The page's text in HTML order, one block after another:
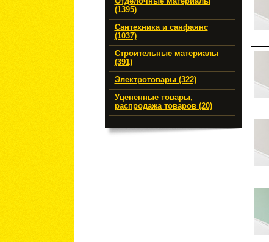
(1395)
Сантехника и санфаянс
(1037)
Строительные материалы
(391)
Электротовары (322)
Уцененные товары,
распродажа товаров (20)